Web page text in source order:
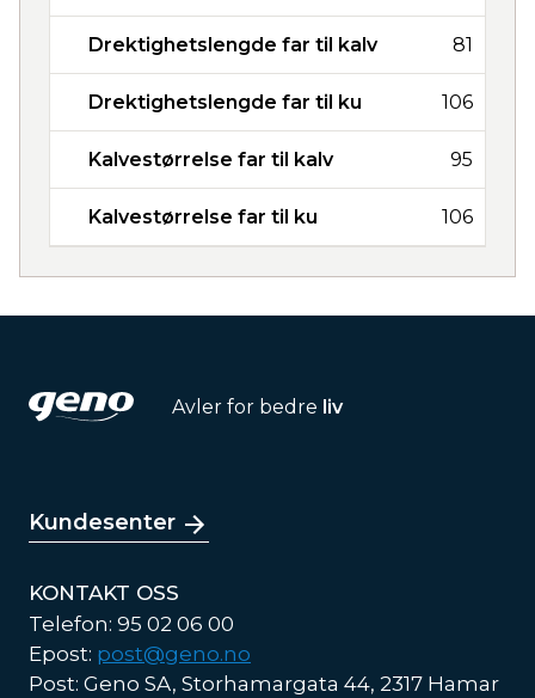
Drektighetslengde far til kalv 81
Drektighetslengde far til ku 106
Kalvestørrelse far til kalv 95
Kalvestørrelse far til ku 106
Avler for bedre liv
Kundesenter
KONTAKT OSS
Telefon: 95 02 06 00
Epost: post@geno.no
Post: Geno SA, Storhamargata 44, 2317 Hamar